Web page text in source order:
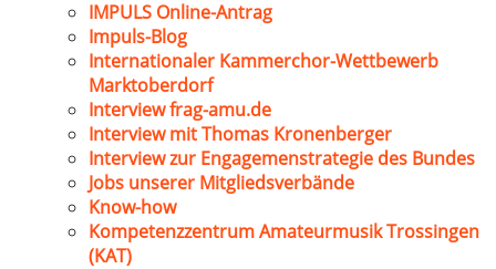
IMPULS Online-Antrag
Impuls-Blog
Internationaler Kammerchor-Wettbewerb
Marktoberdorf
Interview frag-amu.de
Interview mit Thomas Kronenberger
Interview zur Engagemenstrategie des Bundes
Jobs unserer Mitgliedsverbände
Know-how
Kompetenzzentrum Amateurmusik Trossingen
(KAT)